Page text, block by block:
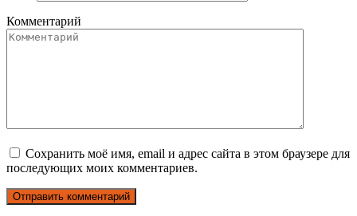
Комментарий
Сохранить моё имя, email и адрес сайта в этом браузере для
последующих моих комментариев.